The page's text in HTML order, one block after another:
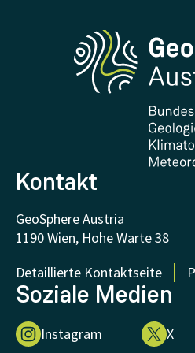
Kontakt und Besuch
Forschung und Kooperationen
Downloads
Zertifikate und Auszeichnungen
FAQ - Häufig gestellte Fragen
Forschung unterstützen
Phenowatch.at
Kontakt
GeoSphere Austria
1190 Wien, Hohe Warte 38
Detaillierte Kontaktseite
Soziale Medien
Instagram X